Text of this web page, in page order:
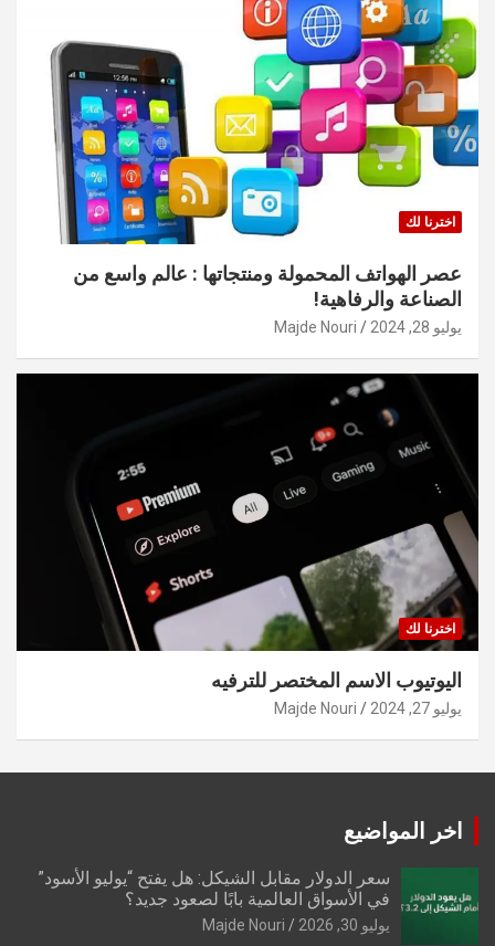
اخترنا لك
عصر الهواتف المحمولة ومنتجاتها : عالم واسع من
الصناعة والرفاهية!
يوليو 28, 2024 Majde Nouri
اخترنا لك
اليوتيوب الاسم المختصر للترفيه
يوليو 27, 2024 Majde Nouri
اخر المواضيع
سعر الدولار مقابل الشيكل: هل يفتح “يوليو الأسود”
في الأسواق العالمية بابًا لصعود جديد؟
يوليو 30, 2026 Majde Nouri